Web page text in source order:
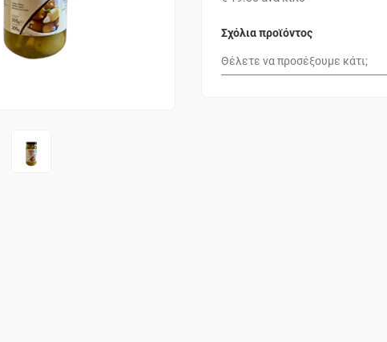
Σχόλια προϊόντος